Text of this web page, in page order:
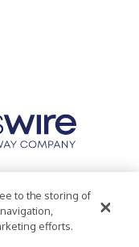
Statement
to the storing of
efforts.